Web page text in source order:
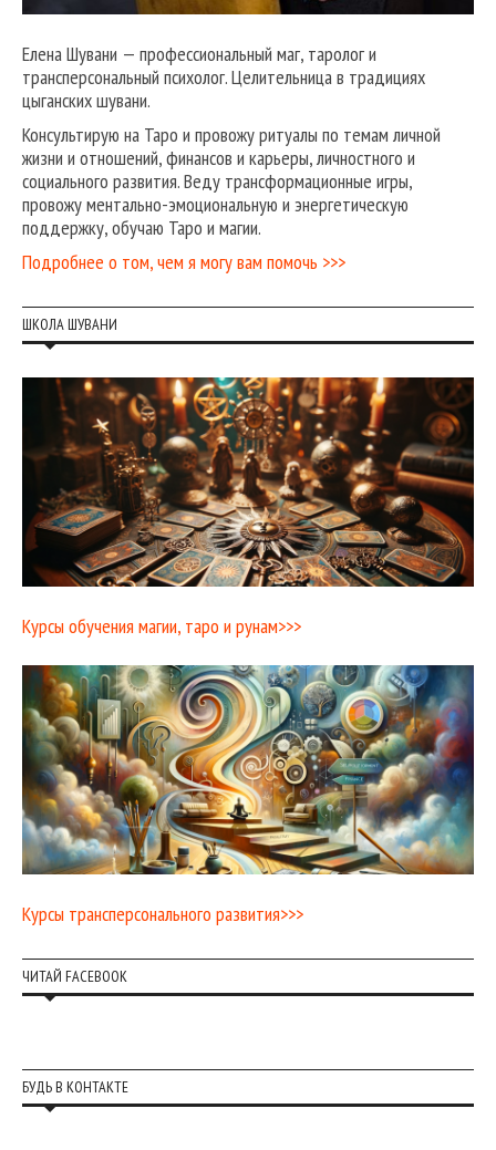
Елена Шувани — профессиональный маг, таролог и
трансперсональный психолог. Целительница в традициях
цыганских шувани.
Консультирую на Таро и провожу ритуалы по темам личной
жизни и отношений, финансов и карьеры, личностного и
социального развития. Веду трансформационные игры,
провожу ментально-эмоциональную и энергетическую
поддержку, обучаю Таро и магии.
Подробнее о том, чем я могу вам помочь >>>
ШКОЛА ШУВАНИ
Курсы обучения магии, таро и рунам>>>
Курсы трансперсонального развития>>>
ЧИТАЙ FACEBOOK
БУДЬ В КОНТАКТЕ